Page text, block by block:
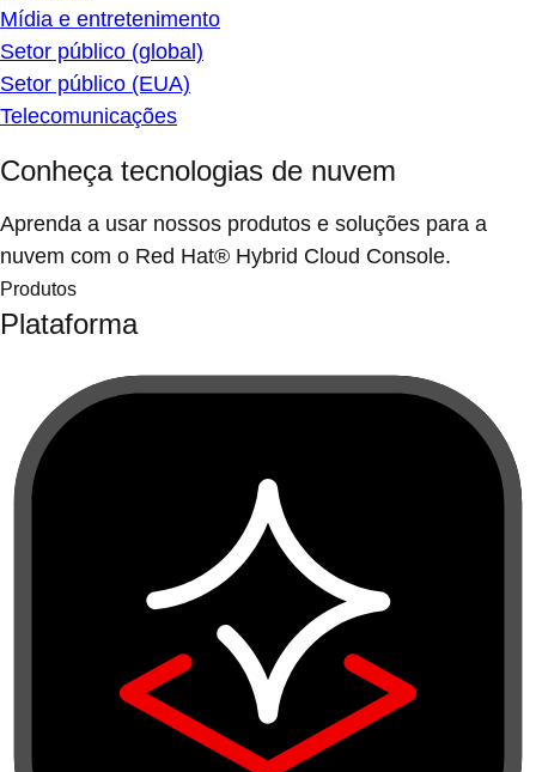
Mídia e entretenimento
Setor público (global)
Setor público (EUA)
Telecomunicações
Conheça tecnologias de nuvem
Aprenda a usar nossos produtos e soluções para a
nuvem com o Red Hat® Hybrid Cloud Console.
Produtos
Plataforma